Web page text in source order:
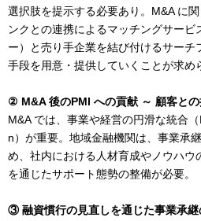
選択肢を提示する必要あり。M&A に
ンクとの連携によるマッチングサービ
ー）と売り手企業を結び付けるサー
手段を用意・提供していくことが求め
② M&A 後のPMI への貢献 ～ 顧客と
M&A では、事業や経営の円滑な統合
n）が重要。地域金融機関は、事業承
め、社内における人材育成やノウハウ
を通じたサポート態勢の整備が必要。
③ 融資慣行の見直しを通じた事業承